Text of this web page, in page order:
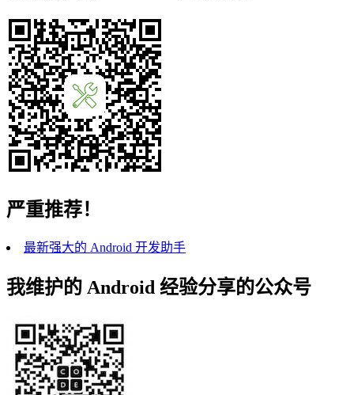
严重推荐！
最新强大的 Android 开发助手
我维护的 Android 经验分享的公众号